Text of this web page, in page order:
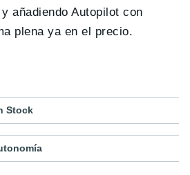
añadiendo Autopilot con
plena ya en el precio.
Stock